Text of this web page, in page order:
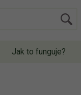
Jak to funguje?